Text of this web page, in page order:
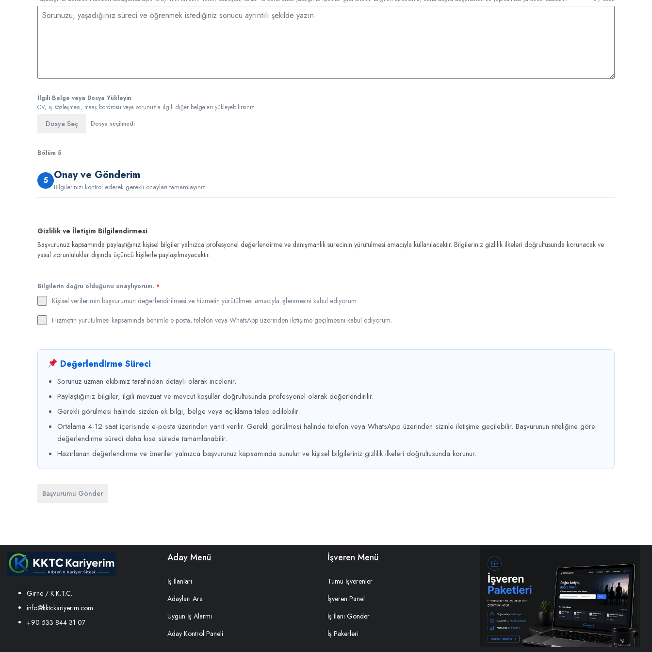
İlgili Belge veya Dosya Yükleyin
CV, iş sözleşmesi, maaş bordrosu veya sorunuzla ilgili diğer belgeleri yükleyebilirsiniz.
Dosya Seç Dosya seçilmedi
Bölüm 5
5 Onay ve Gönderim
Bilgilerinizi kontrol ederek gerekli onayları tamamlayınız.
Gizlilik ve İletişim Bilgilendirmesi
Başvurunuz kapsamında paylaştığınız kişisel bilgiler yalnızca profesyonel değerlendirme ve danışmanlık sürecinin yürütülmesi amacıyla kullanılacaktır. Bilgileriniz gizlilik ilkeleri doğrultusunda korunacak ve
yasal zorunluluklar dışında üçüncü kişilerle paylaşılmayacaktır.
Bilgilerin doğru olduğunu onaylıyorum. *
Kişisel verilerimin başvurumun değerlendirilmesi ve hizmetin yürütülmesi amacıyla işlenmesini kabul ediyorum.
Hizmetin yürütülmesi kapsamında benimle e-posta, telefon veya WhatsApp üzerinden iletişime geçilmesini kabul ediyorum.
Değerlendirme Süreci
Sorunuz uzman ekibimiz tarafından detaylı olarak incelenir.
Paylaştığınız bilgiler, ilgili mevzuat ve mevcut koşullar doğrultusunda profesyonel olarak değerlendirilir.
Gerekli görülmesi halinde sizden ek bilgi, belge veya açıklama talep edilebilir.
Ortalama 4-12 saat içerisinde e-posta üzerinden yanıt verilir. Gerekli görülmesi halinde telefon veya WhatsApp üzerinden sizinle iletişime geçilebilir. Başvurunun niteliğine göre
değerlendirme süreci daha kısa sürede tamamlanabilir.
Hazırlanan değerlendirme ve öneriler yalnızca başvurunuz kapsamında sunulur ve kişisel bilgileriniz gizlilik ilkeleri doğrultusunda korunur.
Başvurumu Gönder
Girne / K.K.T.C.
info@kktckariyerim.com
+90 533 844 31 07
Aday Menü
İş İlanları
Adayları Ara
Uygun İş Alarmı
Aday Kontrol Paneli
İşveren Menü
Tümü İşverenler
İşveren Panel
İş İlanı Gönder
İş Pakerleri